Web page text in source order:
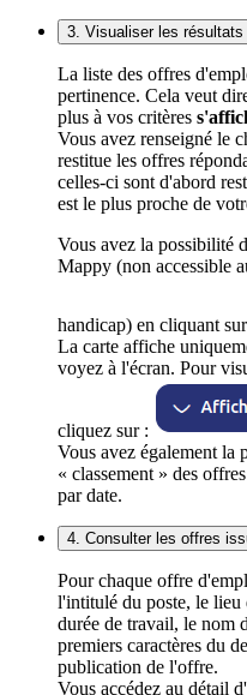
3. Visualiser les
La liste des offres
pertinence. Cela veut
plus à vos critères
Vous avez renseigné le
restitue les offres
celles-ci sont d'abord
est le plus proche de
Vous avez la possibilité
Mappy (non accessible
handicap) en cliquant
La carte affiche
voyez à l'écran. Pour
cliquez sur :
Vous avez également la
« classement » des
par date.
4. Consulter les offres
Pour chaque offre
l'intitulé du poste, le lieu
durée de travail, le nom
premiers caractères du
publication de l'offre.
Vous accédez au détail